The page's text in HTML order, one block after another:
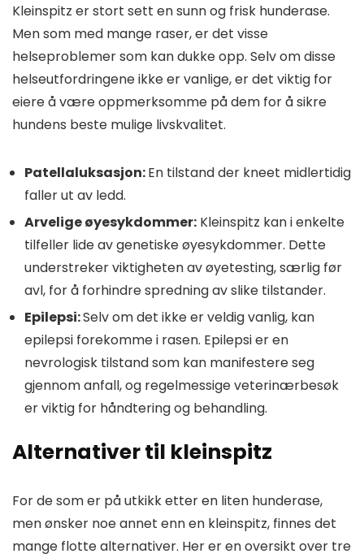
Kleinspitz er stort sett en sunn og frisk hunderase.
Men som med mange raser, er det visse
helseproblemer som kan dukke opp. Selv om disse
helseutfordringene ikke er vanlige, er det viktig for
eiere å være oppmerksomme på dem for å sikre
hundens beste mulige livskvalitet.
Patellaluksasjon:En tilstand der kneet midlertidig
faller ut av ledd.
Arvelige øyesykdommer: Kleinspitz kan i enkelte
tilfeller lide av genetiske øyesykdommer. Dette
understreker viktigheten av øyetesting, særlig før
avl, for å forhindre spredning av slike tilstander.
Epilepsi:Selv om det ikke er veldig vanlig, kan
epilepsi forekomme i rasen. Epilepsi er en
nevrologisk tilstand som kan manifestere seg
gjennom anfall, og regelmessige veterinærbesøk
er viktig for håndtering og behandling.
Alternativer til kleinspitz
For de som er på utkikk etter en liten hunderase,
men ønsker noe annet enn en kleinspitz, finnes det
mange flotte alternativer. Her er en oversikt over tre